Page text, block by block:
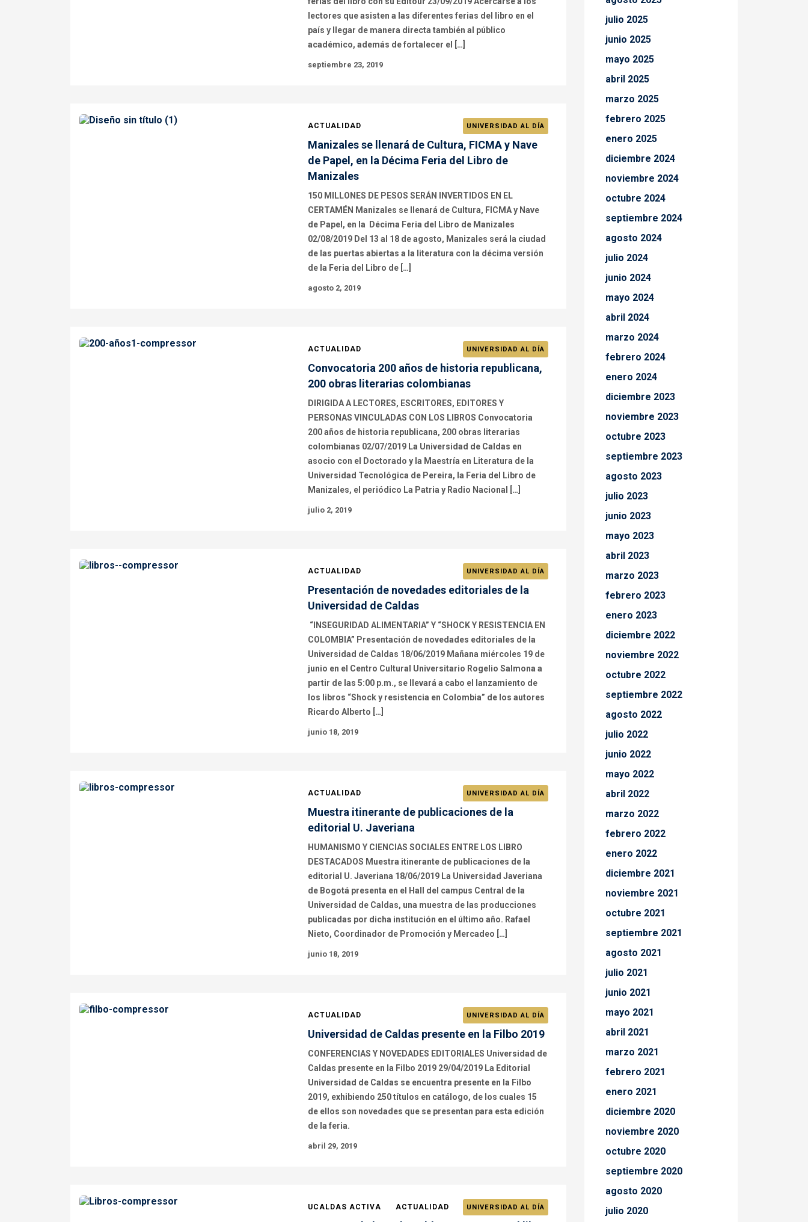
lectores que asisten a las diferentes ferias del libro en el
país y llegar de manera directa también al público
académico, además de fortalecer el […]
septiembre 23, 2019
ACTUALIDAD UNIVERSIDAD AL DÍA
Manizales se llenará de Cultura, FICMA y Nave
de Papel, en la Décima Feria del Libro de
Manizales
150 MILLONES DE PESOS SERÁN INVERTIDOS EN EL
CERTAMÉN Manizales se llenará de Cultura, FICMA y Nave
de Papel, en la Décima Feria del Libro de Manizales
02/08/2019 Del 13 al 18 de agosto, Manizales será la ciudad
de las puertas abiertas a la literatura con la décima versión
de la Feria del Libro de […]
agosto 2, 2019
ACTUALIDAD UNIVERSIDAD AL DÍA
Convocatoria 200 años de historia republicana,
200 obras literarias colombianas
DIRIGIDA A LECTORES, ESCRITORES, EDITORES Y
PERSONAS VINCULADAS CON LOS LIBROS Convocatoria
200 años de historia republicana, 200 obras literarias
colombianas 02/07/2019 La Universidad de Caldas en
asocio con el Doctorado y la Maestría en Literatura de la
Universidad Tecnológica de Pereira, la Feria del Libro de
Manizales, el periódico La Patria y Radio Nacional […]
julio 2, 2019
ACTUALIDAD UNIVERSIDAD AL DÍA
Presentación de novedades editoriales de la
Universidad de Caldas
“INSEGURIDAD ALIMENTARIA” Y “SHOCK Y RESISTENCIA EN
COLOMBIA” Presentación de novedades editoriales de la
Universidad de Caldas 18/06/2019 Mañana miércoles 19 de
junio en el Centro Cultural Universitario Rogelio Salmona a
partir de las 5:00 p.m., se llevará a cabo el lanzamiento de
los libros “Shock y resistencia en Colombia” de los autores
Ricardo Alberto […]
junio 18, 2019
ACTUALIDAD UNIVERSIDAD AL DÍA
Muestra itinerante de publicaciones de la
editorial U. Javeriana
HUMANISMO Y CIENCIAS SOCIALES ENTRE LOS LIBRO
DESTACADOS Muestra itinerante de publicaciones de la
editorial U. Javeriana 18/06/2019 La Universidad Javeriana
de Bogotá presenta en el Hall del campus Central de la
Universidad de Caldas, una muestra de las producciones
publicadas por dicha institución en el último año. Rafael
Nieto, Coordinador de Promoción y Mercadeo […]
junio 18, 2019
ACTUALIDAD UNIVERSIDAD AL DÍA
Universidad de Caldas presente en la Filbo 2019
CONFERENCIAS Y NOVEDADES EDITORIALES Universidad de
Caldas presente en la Filbo 2019 29/04/2019 La Editorial
Universidad de Caldas se encuentra presente en la Filbo
2019, exhibiendo 250 títulos en catálogo, de los cuales 15
de ellos son novedades que se presentan para esta edición
de la feria.
abril 29, 2019
UCALDAS ACTIVA ACTUALIDAD UNIVERSIDAD AL DÍA
julio 2025
junio 2025
mayo 2025
abril 2025
marzo 2025
febrero 2025
enero 2025
diciembre 2024
noviembre 2024
octubre 2024
septiembre 2024
agosto 2024
julio 2024
junio 2024
mayo 2024
abril 2024
marzo 2024
febrero 2024
enero 2024
diciembre 2023
noviembre 2023
octubre 2023
septiembre 2023
agosto 2023
julio 2023
junio 2023
mayo 2023
abril 2023
marzo 2023
febrero 2023
enero 2023
diciembre 2022
noviembre 2022
octubre 2022
septiembre 2022
agosto 2022
julio 2022
junio 2022
mayo 2022
abril 2022
marzo 2022
febrero 2022
enero 2022
diciembre 2021
noviembre 2021
octubre 2021
septiembre 2021
agosto 2021
julio 2021
junio 2021
mayo 2021
abril 2021
marzo 2021
febrero 2021
enero 2021
diciembre 2020
noviembre 2020
octubre 2020
septiembre 2020
agosto 2020
julio 2020